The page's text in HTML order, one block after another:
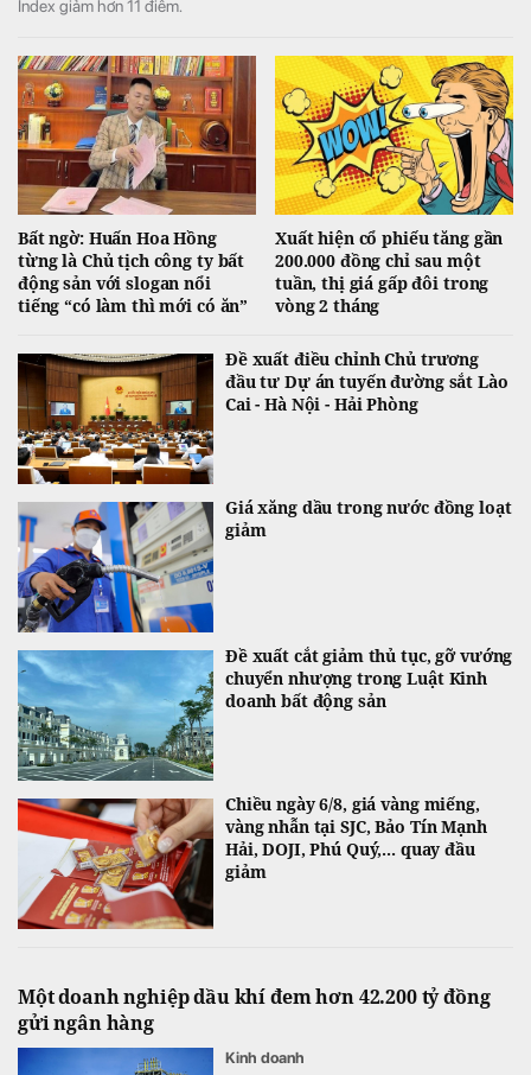
Index giảm hơn 11 điểm.
Bất ngờ: Huấn Hoa Hồng
từng là Chủ tịch công ty bất
động sản với slogan nổi
tiếng “có làm thì mới có ăn”
Xuất hiện cổ phiếu tăng gần
200.000 đồng chỉ sau một
tuần, thị giá gấp đôi trong
vòng 2 tháng
Đề xuất điều chỉnh Chủ trương
đầu tư Dự án tuyến đường sắt Lào
Cai - Hà Nội - Hải Phòng
Giá xăng dầu trong nước đồng loạt
giảm
Đề xuất cắt giảm thủ tục, gỡ vướng
chuyển nhượng trong Luật Kinh
doanh bất động sản
Chiều ngày 6/8, giá vàng miếng,
vàng nhẫn tại SJC, Bảo Tín Mạnh
Hải, DOJI, Phú Quý,... quay đầu
giảm
Một doanh nghiệp dầu khí đem hơn 42.200 tỷ đồng
gửi ngân hàng
Kinh doanh